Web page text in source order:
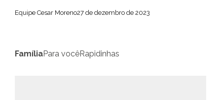
Equipe Cesar Moreno27 de dezembro de 2023
FamíliaPara vocêRapidinhas